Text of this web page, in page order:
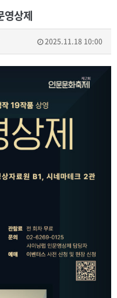
영상제
2025.11.18 10:00